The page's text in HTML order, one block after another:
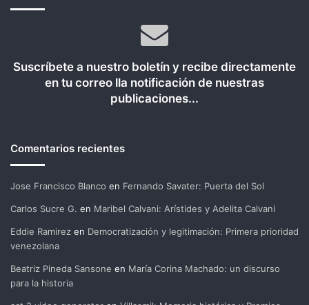
Suscríbete a nuestro boletín y recibe directamente
en tu correo lla notificación de nuestras
publicaciones...
Comentarios recientes
Jose Francisco Blanco en Fernando Savater: Puerta del Sol
Carlos Sucre G. en Maribel Calvani: Arístides y Adelita Calvani
Eddie Ramirez en Democratización y legitimación: Primera prioridad
venezolana
Beatriz Pineda Sansone en María Corina Machado: un discurso
para la historia